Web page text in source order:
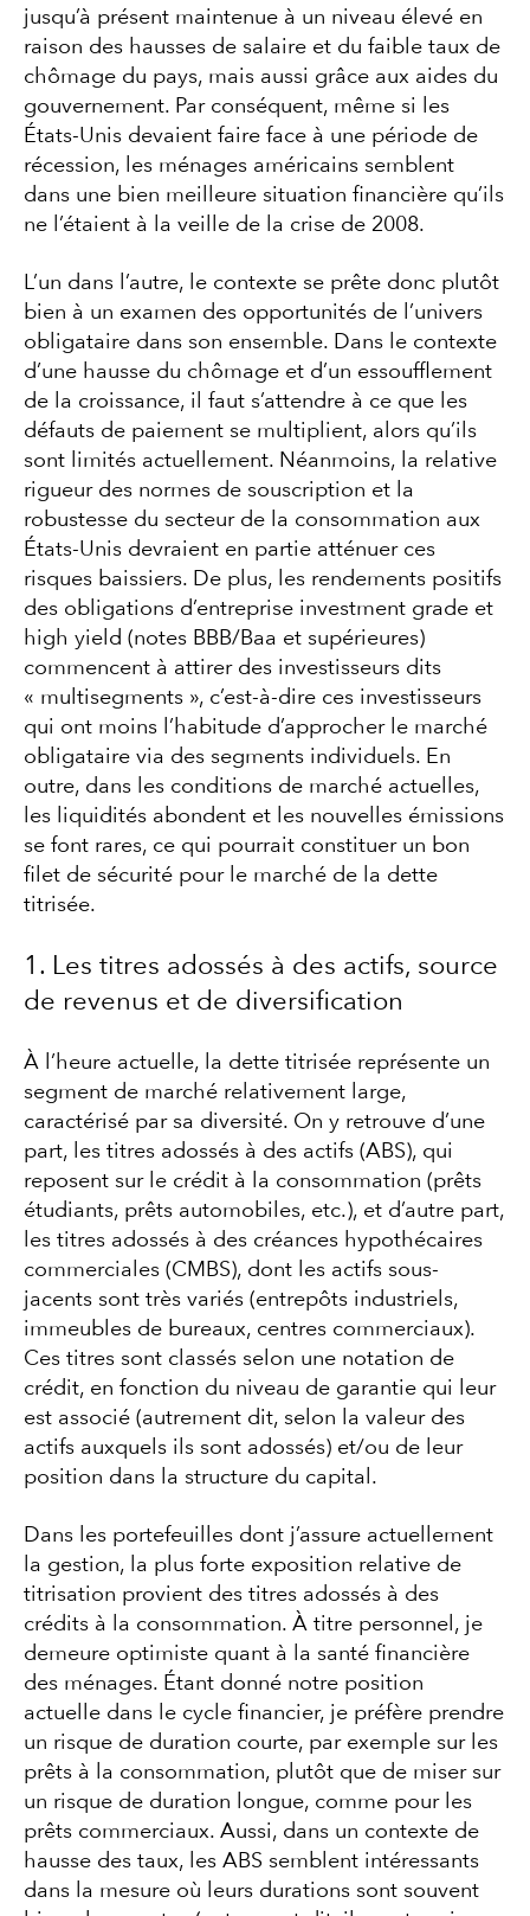
jusqu’à présent maintenue à un niveau élevé en
raison des hausses de salaire et du faible taux de
chômage du pays, mais aussi grâce aux aides du
gouvernement. Par conséquent, même si les
États-Unis devaient faire face à une période de
récession, les ménages américains semblent
dans une bien meilleure situation financière qu’ils
ne l’étaient à la veille de la crise de 2008.
L’un dans l’autre, le contexte se prête donc plutôt
bien à un examen des opportunités de l’univers
obligataire dans son ensemble. Dans le contexte
d’une hausse du chômage et d’un essoufflement
de la croissance, il faut s’attendre à ce que les
défauts de paiement se multiplient, alors qu’ils
sont limités actuellement. Néanmoins, la relative
rigueur des normes de souscription et la
robustesse du secteur de la consommation aux
États-Unis devraient en partie atténuer ces
risques baissiers. De plus, les rendements positifs
des obligations d’entreprise investment grade et
high yield (notes BBB/Baa et supérieures)
commencent à attirer des investisseurs dits
« multisegments », c’est-à-dire ces investisseurs
qui ont moins l’habitude d’approcher le marché
obligataire via des segments individuels. En
outre, dans les conditions de marché actuelles,
les liquidités abondent et les nouvelles émissions
se font rares, ce qui pourrait constituer un bon
filet de sécurité pour le marché de la dette
titrisée.
1. Les titres adossés à des actifs, source
de revenus et de diversification
À l’heure actuelle, la dette titrisée représente un
segment de marché relativement large,
caractérisé par sa diversité. On y retrouve d’une
part, les titres adossés à des actifs (ABS), qui
reposent sur le crédit à la consommation (prêts
étudiants, prêts automobiles, etc.), et d’autre part,
les titres adossés à des créances hypothécaires
commerciales (CMBS), dont les actifs sous-
jacents sont très variés (entrepôts industriels,
immeubles de bureaux, centres commerciaux).
Ces titres sont classés selon une notation de
crédit, en fonction du niveau de garantie qui leur
est associé (autrement dit, selon la valeur des
actifs auxquels ils sont adossés) et/ou de leur
position dans la structure du capital.
Dans les portefeuilles dont j’assure actuellement
la gestion, la plus forte exposition relative de
titrisation provient des titres adossés à des
crédits à la consommation. À titre personnel, je
demeure optimiste quant à la santé financière
des ménages. Étant donné notre position
actuelle dans le cycle financier, je préfère prendre
un risque de duration courte, par exemple sur les
prêts à la consommation, plutôt que de miser sur
un risque de duration longue, comme pour les
prêts commerciaux. Aussi, dans un contexte de
hausse des taux, les ABS semblent intéressants
dans la mesure où leurs durations sont souvent